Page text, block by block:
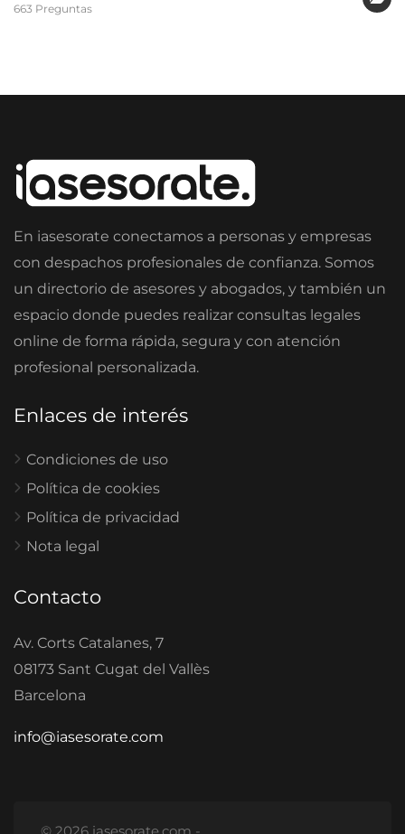
663 Preguntas
En iasesorate conectamos a personas y empresas
con despachos profesionales de confianza. Somos
un directorio de asesores y abogados, y también un
espacio donde puedes realizar consultas legales
online de forma rápida, segura y con atención
profesional personalizada.
Enlaces de interés
Condiciones de uso
Política de cookies
Política de privacidad
Nota legal
Contacto
Av. Corts Catalanes, 7
08173 Sant Cugat del Vallès
Barcelona
info@iasesorate.com
© 2026 iasesorate.com -